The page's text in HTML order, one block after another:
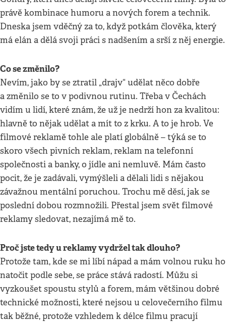
právě kombinace humoru a nových forem a technik.
Dneska jsem vděčný za to, když potkám člověka, který
má elán a dělá svoji práci s nadšením a srší z něj energie.
Co se změnilo?
Nevím, jako by se ztratil „drajv“ udělat něco dobře
a změnilo se to v podivnou rutinu. Třeba v Čechách
vidím u lidí, které znám, že už je nedrží hon za kvalitou:
hlavně to nějak udělat a mít to z krku. A to je hrob. Ve
filmové reklamě tohle ale platí globálně – týká se to
skoro všech pivních reklam, reklam na telefonní
společnosti a banky, o jídle ani nemluvě. Mám často
pocit, že je zadávali, vymýšleli a dělali lidi s nějakou
závažnou mentální poruchou. Trochu mě děsí, jak se
poslední dobou rozmnožili. Přestal jsem svět filmové
reklamy sledovat, nezajímá mě to.
Proč jste tedy u reklamy vydržel tak dlouho?
Protože tam, kde se mi líbí nápad a mám volnou ruku ho
natočit podle sebe, se práce stává radostí. Můžu si
vyzkoušet spoustu stylů a forem, mám většinou dobré
technické možnosti, které nejsou u celovečerního filmu
tak běžné, protože vzhledem k délce filmu pracují